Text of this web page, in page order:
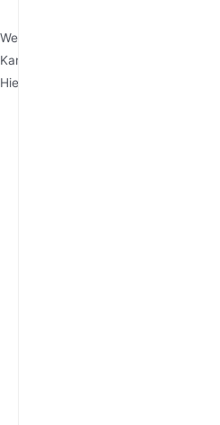
Wenn Sie verstehen, wie ein 5G-
Kartensteckplatz funktioniert, können
Hier ist eine Schritt-für-Schritt-
:
kompatible SIM-Karte Ihres
:
erkennt automatisch das
anhand der
Webbrowser oder eine mobile
Routers zu, um WLAN-
: